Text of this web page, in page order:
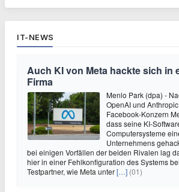
IT-NEWS
Auch KI von Meta hackte sich in
Firma
Menlo Park (dpa) -
OpenAI und
Facebook-Konzern
dass seine KI-
Computersysteme
Unternehmens
bei einigen Vorfällen der beiden Rivalen lag
hier in einer Fehlkonfiguration des Systems
Testpartner, wie Meta unter[…] (01)